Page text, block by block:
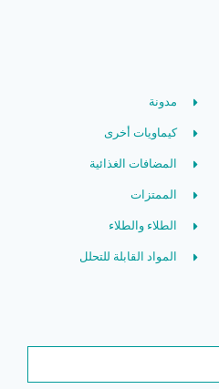
مدونة
كيماويات أخرى
المضافات الغذائية
الممتزات
الطلاء والطلاء
المواد القابلة للتحلل